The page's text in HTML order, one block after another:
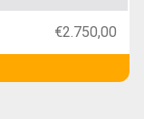
€2.750,00